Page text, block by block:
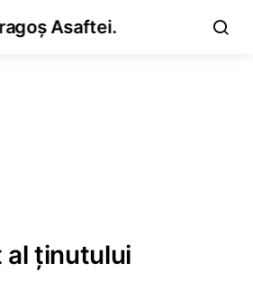
Asaftei.
al ţinutului